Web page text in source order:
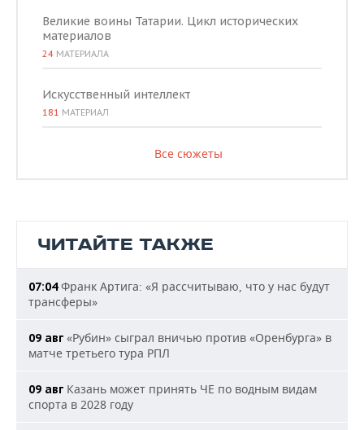
Великие воины Татарии. Цикл исторических
материалов
24 МАТЕРИАЛА
Искусственный интеллект
181 МАТЕРИАЛ
Все сюжеты
ЧИТАЙТЕ ТАКЖЕ
07:04Франк Артига: «Я рассчитываю, что у нас будут
трансферы»
09 авг «Рубин» сыграл вничью против «Оренбурга» в
матче третьего тура РПЛ
09 авг Казань может принять ЧЕ по водным видам
спорта в 2028 году